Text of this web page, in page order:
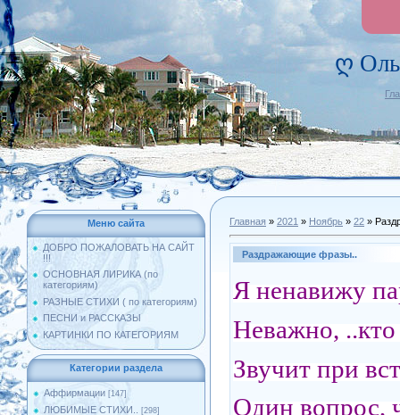
ღ
Меню сайта
ДОБРО ПОЖАЛОВАТЬ НА САЙТ
!!!
ОСНОВНАЯ ЛИРИКА (по
категориям)
РАЗНЫЕ СТИХИ ( по категориям)
ПЕСНИ и РАССКАЗЫ
КАРТИНКИ ПО КАТЕГОРИЯМ
Категории раздела
Аффирмации [147]
ЛЮБИМЫЕ СТИХИ.. [298]
Главная » 2021 » Ноябрь » 22 »
Раздражающие фразы..
Я ненавижу
Неважно,
Звучит при
Один вопрос,